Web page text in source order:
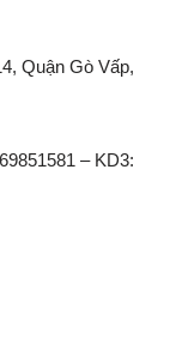
Quận Gò Vấp,
– KD3: